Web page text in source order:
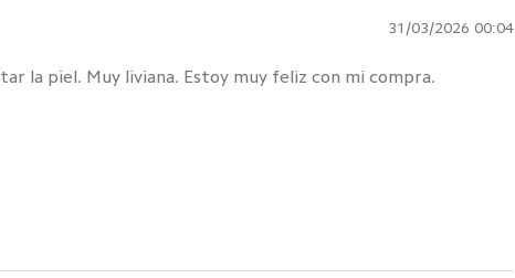
31/03/2026 00:04
la piel. Muy liviana. Estoy muy feliz con mi compra.